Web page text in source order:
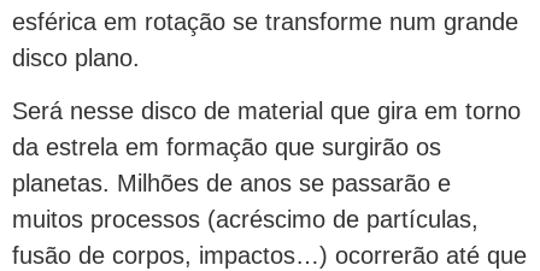
esférica em rotação se transforme num grande
disco plano.
Será nesse disco de material que gira em torno
da estrela em formação que surgirão os
planetas. Milhões de anos se passarão e
muitos processos (acréscimo de partículas,
fusão de corpos, impactos…) ocorrerão até que